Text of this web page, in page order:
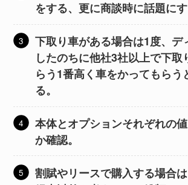
をする、更に商談時に話題にす
下取り車がある場合は1度、デ
したのちに他社3社以上で下取
らう1番高く車をかってもらう
る。
本体とオプションそれぞれの
か確認。
割賦やリースで購入する場合